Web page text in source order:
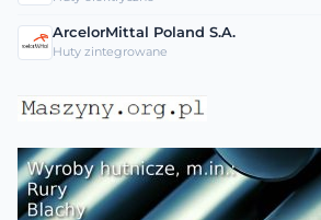
ArcelorMittal Poland S.A.
Huty zintegrowane